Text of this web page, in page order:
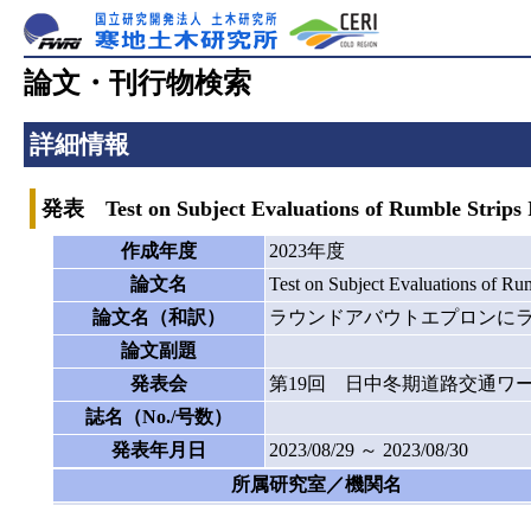
論文・刊行物検索
詳細情報
発表 Test on Subject Evaluations of Rumble Strips
作成年度
2023年度
論文名
Test on Subject Evaluations of
論文名（和訳）
ラウンドアバウトエプロンに
論文副題
発表会
第19回 日中冬期道路交通ワ
誌名（No./号数）
発表年月日
2023/08/29 ～ 2023/08/30
所属研究室／機関名